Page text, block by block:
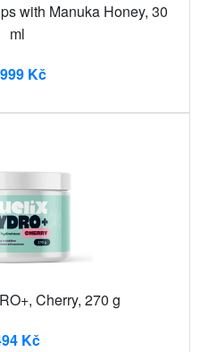
with Manuka Honey, 30
ml
Kč
Cherry, 270 g
Kč